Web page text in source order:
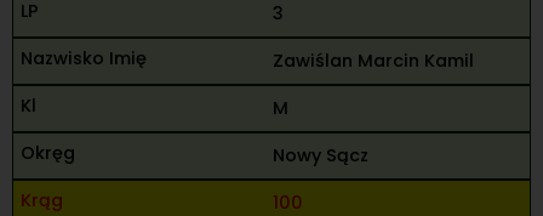
3
Zawiślan Marcin Kamil
M
Nowy Sącz
100